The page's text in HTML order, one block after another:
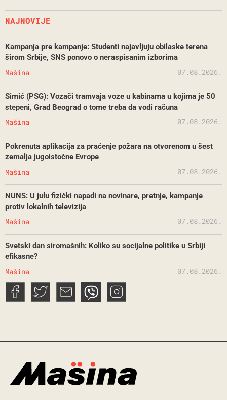
NAJNOVIJE
Kampanja pre kampanje: Studenti najavljuju obilaske terena
širom Srbije, SNS ponovo o neraspisanim izborima
Mašina 07.08.2026.
Simić (PSG): Vozači tramvaja voze u kabinama u kojima je 50
stepeni, Grad Beograd o tome treba da vodi računa
Mašina 07.08.2026.
Pokrenuta aplikacija za praćenje požara na otvorenom u šest
zemalja jugoistočne Evrope
Mašina 07.08.2026.
NUNS: U julu fizički napadi na novinare, pretnje, kampanje
protiv lokalnih televizija
Mašina 07.08.2026.
Svetski dan siromašnih: Koliko su socijalne politike u Srbiji
efikasne?
Mašina 07.08.2026.